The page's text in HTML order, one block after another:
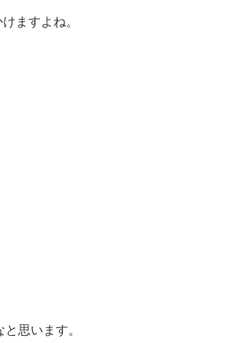
ますよね。
思います。